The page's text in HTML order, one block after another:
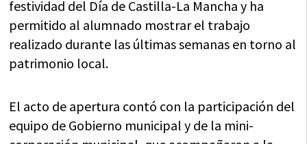
festividad del Día de Castilla-La Mancha y ha
permitido al alumnado mostrar el trabajo
realizado durante las últimas semanas en torno al
patrimonio local.
El acto de apertura contó con la participación del
equipo de Gobierno municipal y de la mini-